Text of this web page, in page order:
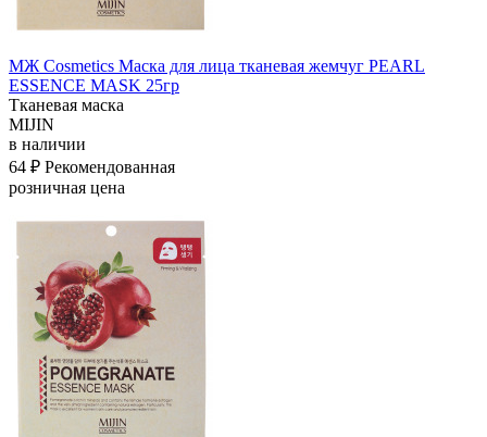
МЖ Cosmetics Маска для лица тканевая жемчуг PEARL
ESSENCE MASK 25гр
Тканевая маска
MIJIN
в наличии
64 ₽ Рекомендованная
розничная цена